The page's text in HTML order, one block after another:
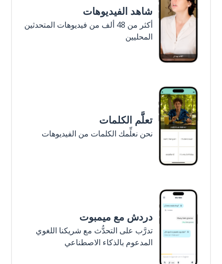
شاهد الفيديوهات
أكثر من 48 ألف من فيديوهات المتحدثين
المحليين
تعلَّم الكلمات
نحن نعلِّمك الكلمات من الفيديوهات
دردش مع ميمبوت
تدرَّب على التحدُّث مع شريكنا اللغوي
المدعوم بالذكاء الاصطناعي